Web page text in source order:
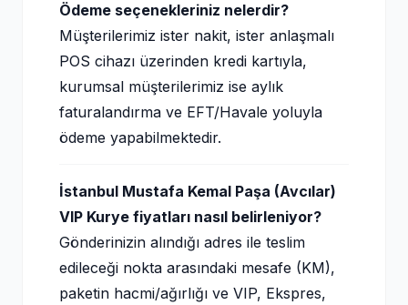
Ödeme seçenekleriniz nelerdir?
Müşterilerimiz ister nakit, ister anlaşmalı
POS cihazı üzerinden kredi kartıyla,
kurumsal müşterilerimiz ise aylık
faturalandırma ve EFT/Havale yoluyla
ödeme yapabilmektedir.
İstanbul Mustafa Kemal Paşa (Avcılar)
VIP Kurye fiyatları nasıl belirleniyor?
Gönderinizin alındığı adres ile teslim
edileceği nokta arasındaki mesafe (KM),
paketin hacmi/ağırlığı ve VIP, Ekspres,